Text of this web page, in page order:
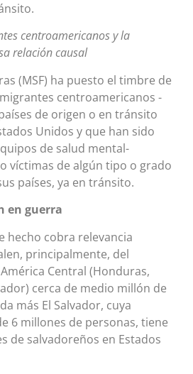
centroamericanos y la
relación causal
(MSF) ha puesto el timbre de
centroamericanos -
de origen o en tránsito
Unidos y que han sido
de salud mental-
víctimas de algún tipo o grado
países, ya en tránsito.
en guerra
hecho cobra relevancia
principalmente, del
Central (Honduras,
cerca de medio millón de
más El Salvador, cuya
6 millones de personas, tiene
de salvadoreños en Estados